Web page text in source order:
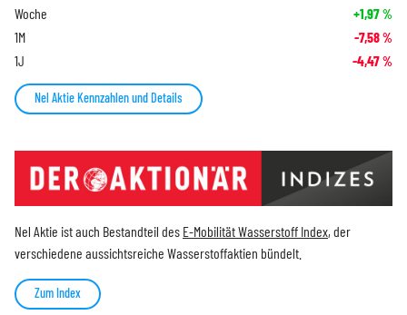
Woche +1,97%
1M -7,58%
1J -4,47%
Nel Aktie Kennzahlen und Details
Nel Aktie ist auch Bestandteil des E-Mobilität Wasserstoff Index, der
verschiedene aussichtsreiche Wasserstoffaktien bündelt.
Zum Index